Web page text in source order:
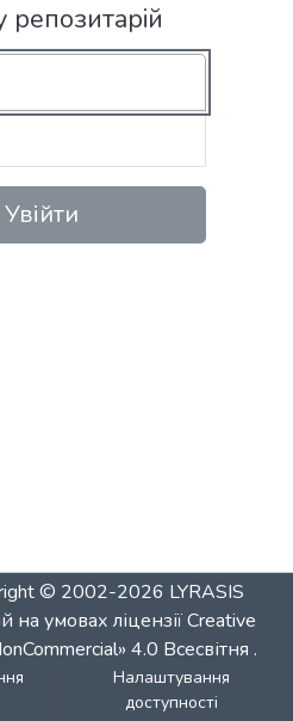
репозитарій
© 2002-2026 LYRASIS
умовах ліцензіїCreative
4.0 Всесвітня .
Налаштування
доступності